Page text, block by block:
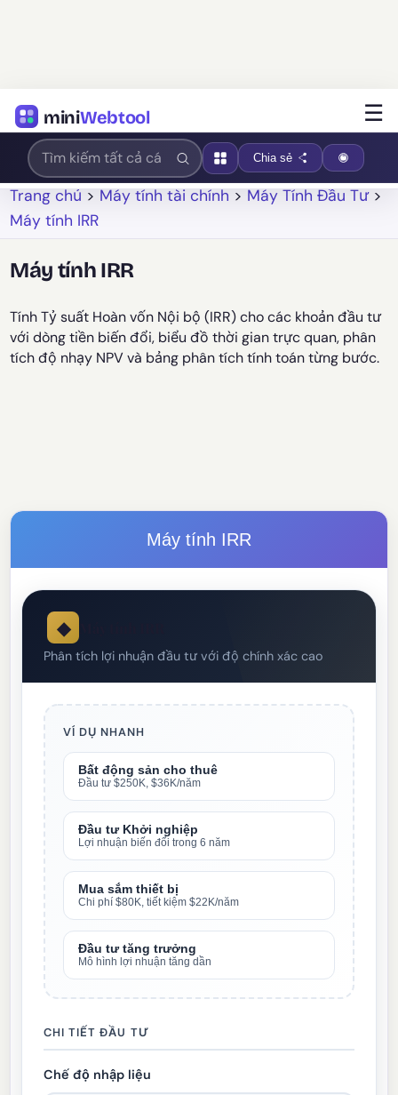
miniWebtool ☰
Chia sẻ
Trang chủ > Máy tính tài chính > Máy Tính Đầu Tư>
Máy tính IRR
Máy tính IRR
Tính Tỷ suất Hoàn vốn Nội bộ (IRR) cho các khoản đầu tư
với dòng tiền biến đổi, biểu đồ thời gian trực quan, phân
tích độ nhạy NPV và bảng phân tích tính toán từng bước.
Máy tính IRR
◆
Phân tích lợi nhuận đầu tư với độ chính xác cao
VÍ DỤ NHANH
Bất động sản cho thuê
Đầu tư $250K, $36K/năm
Đầu tư Khởi nghiệp
Lợi nhuận biến đổi trong 6 năm
Mua sắm thiết bị
Chi phí $80K, tiết kiệm $22K/năm
Đầu tư tăng trưởng
Mô hình lợi nhuận tăng dần
CHI TIẾT ĐẦU TƯ
Chế độ nhập liệu